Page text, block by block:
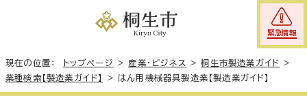
緊急情報
現在の位置： トップページ > 産業・ビジネス >桐生市製造業ガイド
>
業種検索【製造業ガイド】
> はん用機械器具製造業【製造業ガイド】